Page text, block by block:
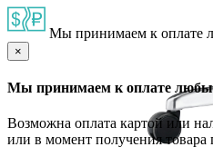
Мы принимаем к оплате
×
Мы принимаем к оплате
Возможна оплата картой или
или в момент получения